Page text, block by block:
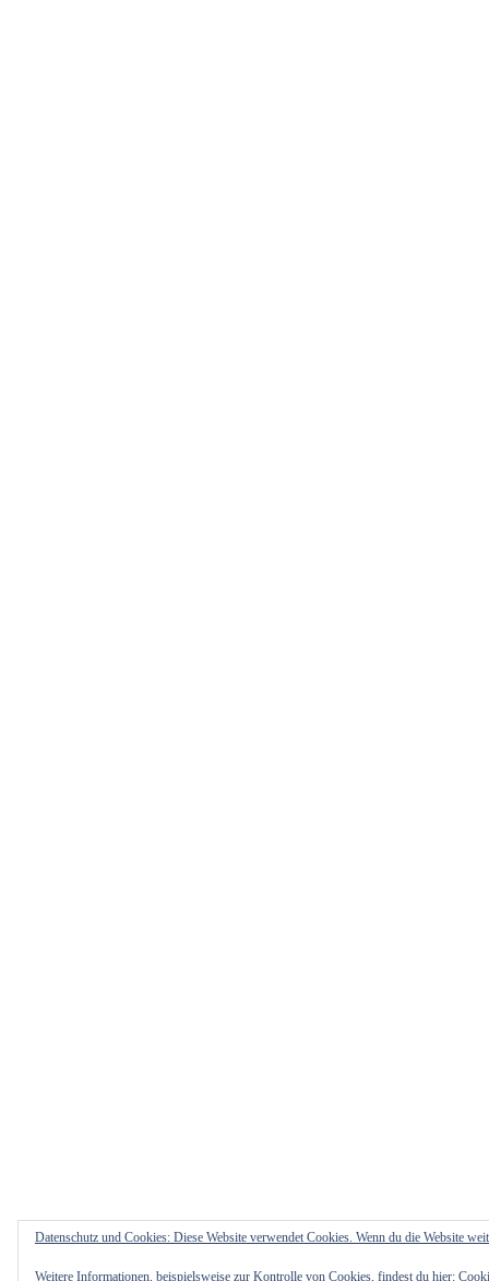
Datenschutz und Cookies: Diese Website verwendet Cookies. Wenn du die Website
Weitere Informationen, beispielsweise zur Kontrolle von Cookies, findest du hier: